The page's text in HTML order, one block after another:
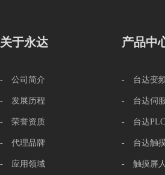
关于永达
- 公司简介
- 发展历程
- 荣誉资质
- 代理品牌
- 应用领域
产品中
- 台达变
- 台达伺
- 台达PLC
- 台达触
- 触摸屏